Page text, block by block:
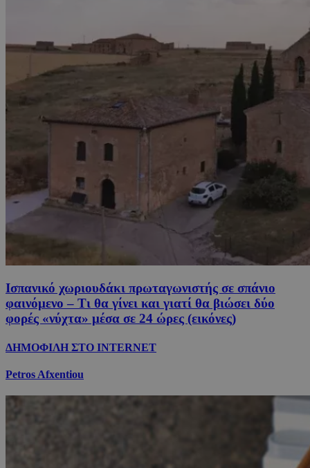
Ισπανικό χωριουδάκι πρωταγωνιστής σε σπάνιο
φαινόμενο – Τι θα γίνει και γιατί θα βιώσει δύο
φορές «νύχτα» μέσα σε 24 ώρες (εικόνες)
ΔΗΜΟΦΙΛΗ ΣΤΟ INTERNET
Petros Afxentiou